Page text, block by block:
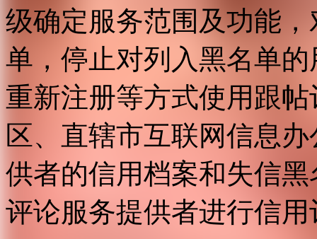
级确定服务范围及功能
单，停止对列入黑名单
重新注册等方式使用跟
区、直辖市互联网信息
供者的信用档案和失信
评论服务提供者进行信用